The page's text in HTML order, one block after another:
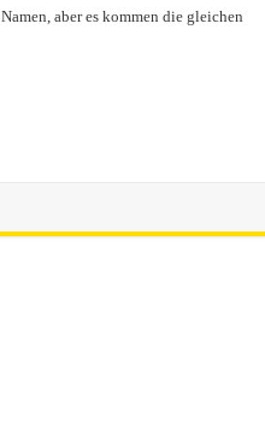
aber es kommen die gleichen